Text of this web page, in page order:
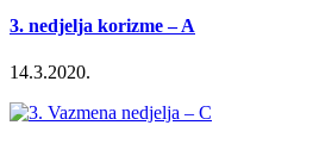
3. nedjelja korizme – A
14.3.2020.